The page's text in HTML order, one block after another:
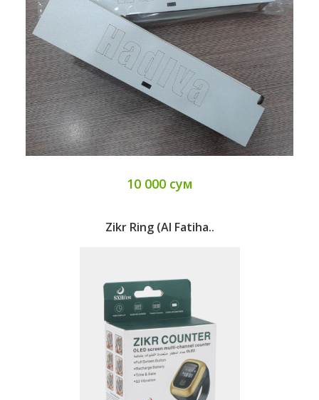
10 000 сум
Zikr Ring (Al Fatiha..